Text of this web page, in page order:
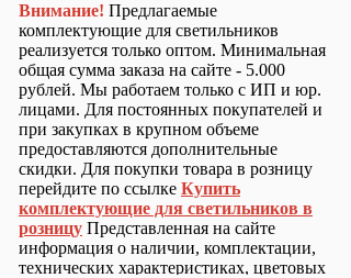
Внимание! Предлагаемые
комплектующие для светильников
реализуется только оптом. Минимальная
общая сумма заказа на сайте - 5.000
рублей. Мы работаем только с ИП и юр.
лицами. Для постоянных покупателей и
при закупках в крупном объеме
предоставляются дополнительные
скидки. Для покупки товара в розницу
перейдите по ссылке Купить
комплектующие для светильников в
розницу Представленная на сайте
информация о наличии, комплектации,
технических характеристиках, цветовых